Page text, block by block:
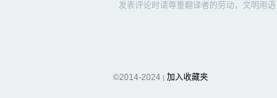
发表评论时请尊重翻译者的劳动，文明用语
©2014-2024 | 加入收藏夹